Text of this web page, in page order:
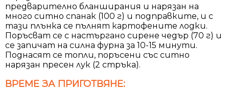
предварително бланширания и нарязан на
много ситно спанак (100 г) и подправките, и с
тази плънка се пълнят картофените лодки.
Поръсват се с настъргано сирене чедър (70 г) и
се запичат на силна фурна за 10-15 минути.
Поднасят се топли, поръсени със ситно
нарязан пресен лук (2 стръка).
ВРЕМЕ ЗА ПРИГОТВЯНЕ: